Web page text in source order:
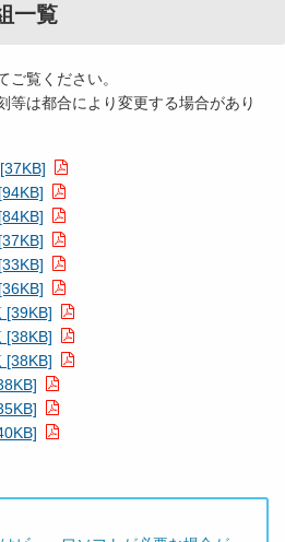
一覧
ご覧ください。
等は都合により変更する場合があり
[39KB]
[38KB]
[38KB]